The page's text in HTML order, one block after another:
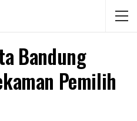
Bandung
Pemilih